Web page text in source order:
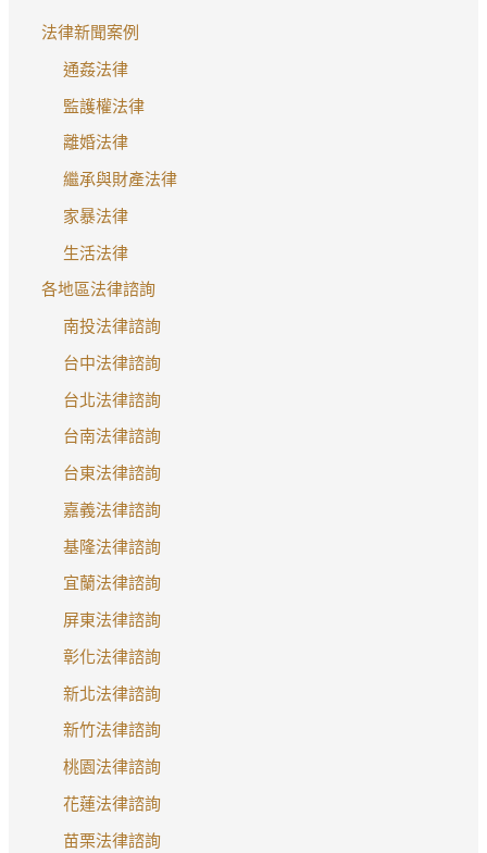
法律新聞案例
通姦法律
監護權法律
離婚法律
繼承與財產法律
家暴法律
生活法律
各地區法律諮詢
南投法律諮詢
台中法律諮詢
台北法律諮詢
台南法律諮詢
台東法律諮詢
嘉義法律諮詢
基隆法律諮詢
宜蘭法律諮詢
屏東法律諮詢
彰化法律諮詢
新北法律諮詢
新竹法律諮詢
桃園法律諮詢
花蓮法律諮詢
苗栗法律諮詢